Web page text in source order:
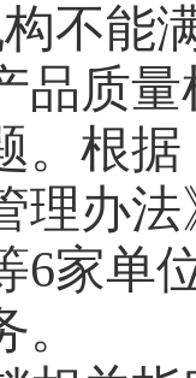
不能
品质
。根
理办
6家单